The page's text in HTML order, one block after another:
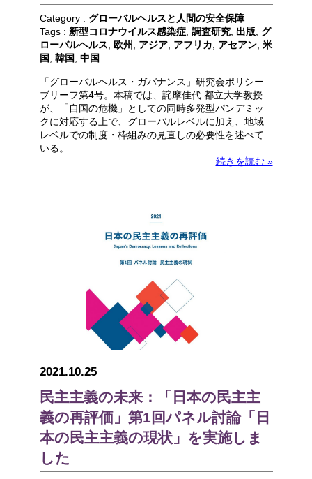
Category : グローバルヘルスと人間の安全保障
Tags : 新型コロナウイルス感染症, 調査研究, 出版
グ
ローバルヘルス
欧州 アジア, アフリカ アセアン, 米
国
韓国 中国
「グローバルヘルス・ガバナンス」研究会ポリシー
ブリーフ第4号。本稿では、詫摩佳代 都立大学教授
が、「自国の危機」としての同時多発型パンデミッ
クに対応する上で、グローバルレベルに加え、地域
レベルでの制度・枠組みの見直しの必要性を述べて
いる。
続きを読む »
2021.10.25
民主主義の未来：「日本の民主主
義の再評価」第1回パネル討論「日
本の民主主義の現状」を実施しま
した